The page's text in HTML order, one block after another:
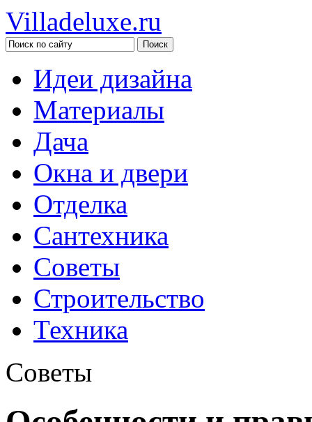
Villadeluxe.ru
Идеи дизайна
Материалы
Дача
Окна и двери
Отделка
Сантехника
Советы
Строительство
Техника
Советы